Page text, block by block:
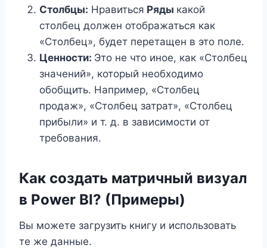
Столбцы: Нравиться Ряды какой
столбец должен отображаться как
«Столбец», будет перетащен в это поле.
Ценности: Это не что иное, как «Столбец
значений», который необходимо
обобщить. Например, «Столбец
продаж», «Столбец затрат», «Столбец
прибыли» и т. д. в зависимости от
требования.
Как создать матричный визуал
в Power BI? (Примеры)
Вы можете загрузить книгу и использовать
те же данные.